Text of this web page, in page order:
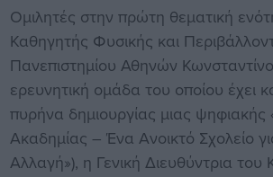
Ομιλητές στην πρώτη θεματική
Καθηγητής Φυσικής και
Πανεπιστημίου Αθηνών
ερευνητική ομάδα του οποίου έχει
πυρήνα δημιουργίας μιας ψηφιακής
Ακαδημίας – Ένα Ανοικτό Σχολείο
Αλλαγή»), η Γενική Διευθύντρια του